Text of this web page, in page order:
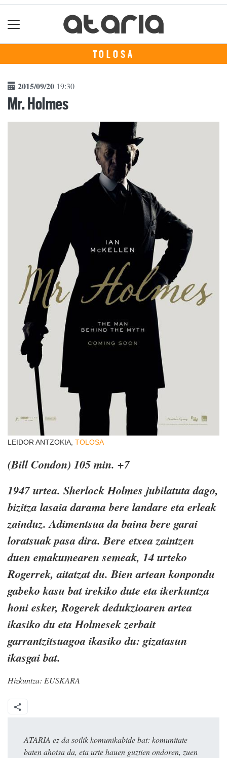
TOLOSA
2015/09/20 19:30
Mr. Holmes
LEIDOR ANTZOKIA, TOLOSA
(Bill Condon) 105 min. +7
1947 urtea. Sherlock Holmes jubilatuta dago,
bizitza lasaia darama bere landare eta erleak
zainduz. Adimentsua da baina bere garai
loratsuak pasa dira. Bere etxea zaintzen
duen emakumearen semeak, 14 urteko
Rogerrek, aitatzat du. Bien artean konpondu
gabeko kasu bat irekiko dute eta ikerkuntza
honi esker, Rogerek dedukzioaren artea
ikasiko du eta Holmesek zerbait
garrantzitsuagoa ikasiko du: gizatasun
ikasgai bat.
Hizkuntza: EUSKARA
ATARIA ez da soilik komunikabide bat: komunitate
baten ahotsa da, eta urte hauen guztien ondoren, zuen